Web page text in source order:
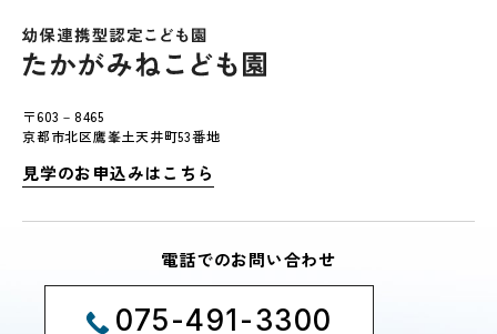
〒603－8465
京都市北区鷹峯土天井町53番地
見学のお申込みはこちら
電話でのお問い合わせ
075-491-3300